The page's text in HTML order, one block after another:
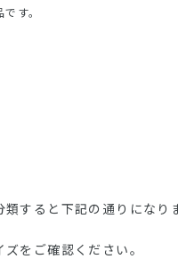
す。
すると下記の通りになり
をご確認ください。